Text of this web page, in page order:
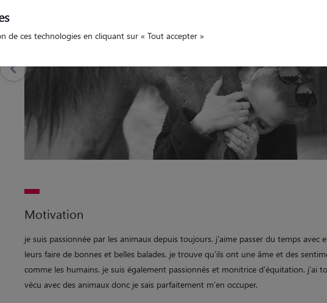
Motivation
je suis passionnée par les animaux depuis toujours. j'aime passer du temps avec
leurs faire de bonnes et belles balades. je trouve qu'ils ont une âme et des
comme les humains. je suis également passionnés et monitrice d'équitation. j'ai
vécu avec des animaux donc je sais parfaitement m'en occuper.
de ces technologies en cliquant sur « Tout accepter »